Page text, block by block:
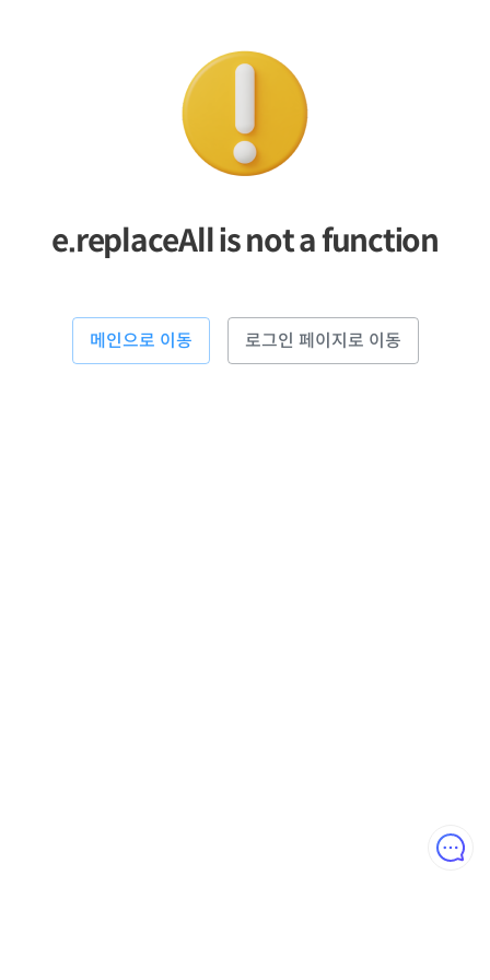
e.replaceAll is not a function
메인으로 이동 로그인 페이지로 이동